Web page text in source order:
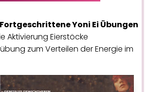
Yoni Ei Übungen
Aktivierung Eierstöcke
zum Verteilen der Energie im